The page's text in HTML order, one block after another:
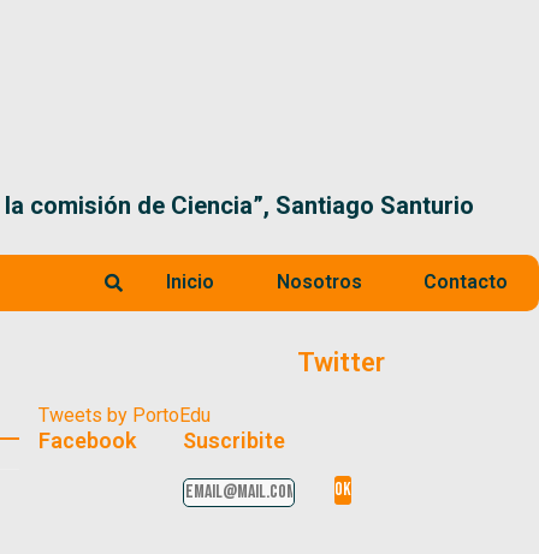
comisión de Ciencia”, Santiago Santurio
Inicio Nosotros Contacto
Twitter
Tweets by PortoEdu
Facebook Suscribite